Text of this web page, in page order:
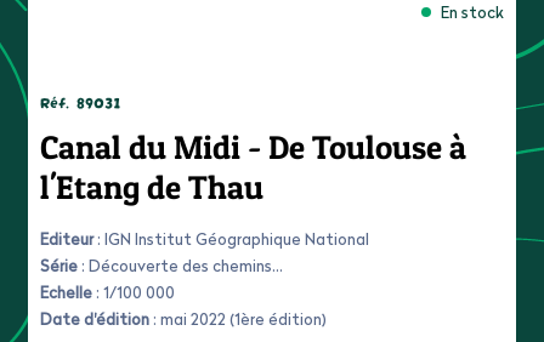
En stock
Réf. 89031
Canal du Midi - De Toulouse à
l'Etang de Thau
Editeur: IGN Institut Géographique National
Série : Découverte des chemins
Echelle : 1/100 000
Date d'édition : mai 2022 (1ère édition)